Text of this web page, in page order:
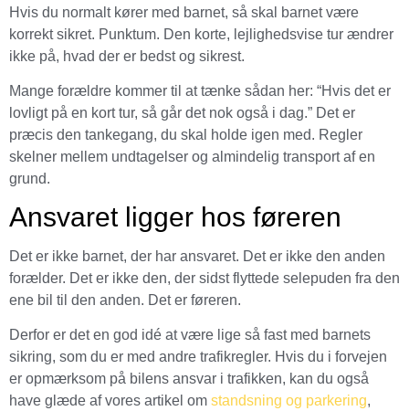
Hvis du normalt kører med barnet, så skal barnet være
korrekt sikret. Punktum. Den korte, lejlighedsvise tur ændrer
ikke på, hvad der er bedst og sikrest.
Mange forældre kommer til at tænke sådan her: “Hvis det er
lovligt på en kort tur, så går det nok også i dag.” Det er
præcis den tankegang, du skal holde igen med. Regler
skelner mellem undtagelser og almindelig transport af en
grund.
Ansvaret ligger hos føreren
Det er ikke barnet, der har ansvaret. Det er ikke den anden
forælder. Det er ikke den, der sidst flyttede selepuden fra den
ene bil til den anden. Det er føreren.
Derfor er det en god idé at være lige så fast med barnets
sikring, som du er med andre trafikregler. Hvis du i forvejen
er opmærksom på bilens ansvar i trafikken, kan du også
have glæde af vores artikel om standsning og parkering,